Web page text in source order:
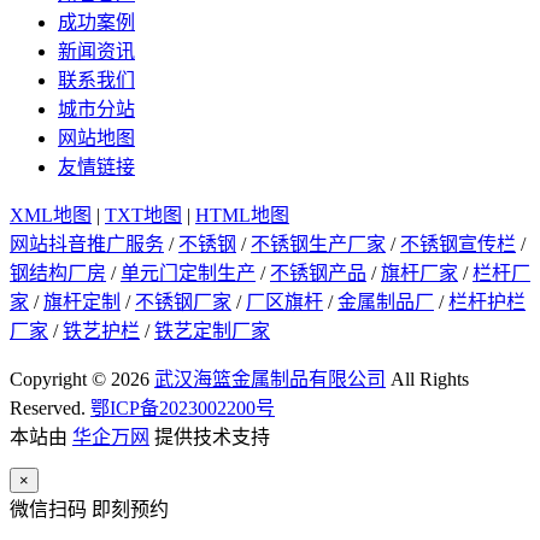
成功案例
新闻资讯
联系我们
城市分站
网站地图
友情链接
XML地图 | TXT地图 | HTML地图
网站抖音推广服务 / 不锈钢 / 不锈钢生产厂家 / 不锈钢宣传栏 /
钢结构厂房 /单元门定制生产 / 不锈钢产品 /旗杆厂家 /栏杆厂
家 /旗杆定制 / 不锈钢厂家 / 厂区旗杆 /金属制品厂 /栏杆护栏
厂家 /铁艺护栏 /铁艺定制厂家
Copyright © 2026 武汉海篮金属制品有限公司 All Rights
Reserved. 鄂ICP备2023002200号
本站由 华企万网 提供技术支持
×
微信扫码 即刻预约